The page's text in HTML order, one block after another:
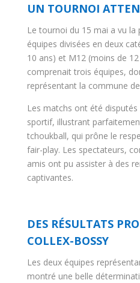
UN TOURNOI
Le tournoi du 15 mai a vu la
équipes divisées en deux
10 ans) et M12 (moins de
comprenait trois équipes,
représentant la commune
Les matchs ont été
sportif, illustrant
tchoukball, qui prône le
fair-play. Les spectateurs,
amis ont pu assister à des
captivantes.
DES RÉSULTATS
COLLEX-BOSSY
Les deux équipes
montré une belle